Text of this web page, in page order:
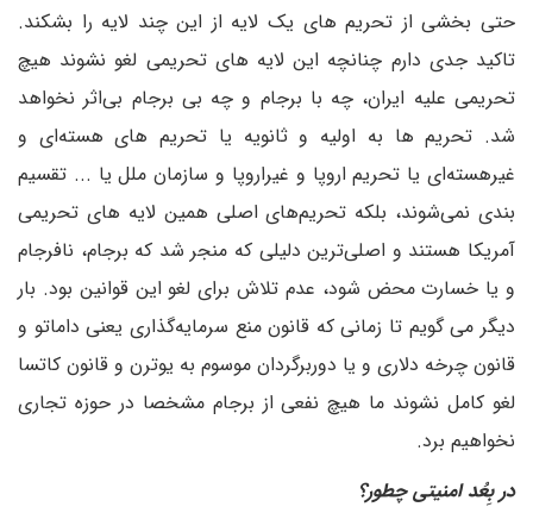
حتی بخشی از تحریم های یک لایه از این چند لایه را بشکند.
تاکید جدی دارم چنانچه این لایه های تحریمی لغو نشوند هیچ
تحریمی علیه ایران، چه با برجام و چه بی برجام بی‌اثر نخواهد
شد. تحریم ها به اولیه و ثانویه یا تحریم های هسته‌ای و
غیرهسته‌ای یا تحریم اروپا و غیراروپا و سازمان ملل یا ... تقسیم
بندی نمی‌شوند، بلکه تحریم‌های اصلی همین لایه های تحریمی
آمریکا هستند و اصلی‌ترین دلیلی که منجر شد که برجام، نافرجام
و یا خسارت محض شود، عدم تلاش برای لغو این قوانین بود. بار
دیگر می گویم تا زمانی که قانون منع سرمایه‌گذاری یعنی داماتو و
قانون چرخه دلاری و یا دوربرگردان موسوم به یوترن و قانون کاتسا
لغو کامل نشوند ما هیچ نفعی از برجام مشخصا در حوزه تجاری
نخواهیم برد.
در بِعُد امنیتی چطور؟